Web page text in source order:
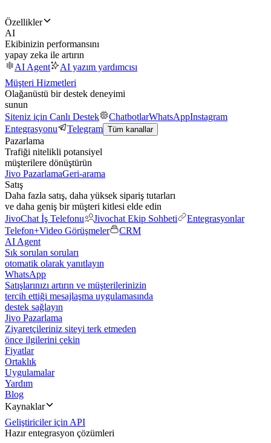
Özellikler
AI
Ekibinizin performansını
yapay zeka ile artırın
AI Agent
AI yazım yardımcısı
Müşteri Hizmetleri
Olağanüstü bir destek deneyimi
sunun
Siteniz için Canlı Destek
ChatbotlarWhatsAppInstagram
Entegrasyonu
Telegram Tüm kanallar
Pazarlama
Trafiği nitelikli potansiyel
müşterilere dönüştürün
Jivo PazarlamaGeri-arama
Satış
Daha fazla satış, daha yüksek sipariş tutarları
ve daha geniş bir müşteri kitlesi elde edin
JivoChat İş Telefonu
Jivochat Ekip Sohbeti
Entegrasyonlar
Telefon+Video Görüşmeler
CRM
AI Agent
Sık sorulan soruları
otomatik olarak yanıtlayın
WhatsApp
Satışlarınızı artırın ve müşterilerinizin
tercih ettiği mesajlaşma uygulamasında
destek sağlayın
Jivo Pazarlama
Ziyaretçileriniz siteyi terk etmeden
önce ilgilerini çekin
Fiyatlar
Ortaklık
Uygulamalar
Yardım
Blog
Kaynaklar
Geliştiriciler için API
Hazır entegrasyon çözümleri